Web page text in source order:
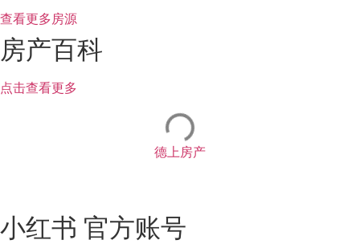
查看更多房源
房产百科
点击查看更多
德上房产
小红书 官方账号